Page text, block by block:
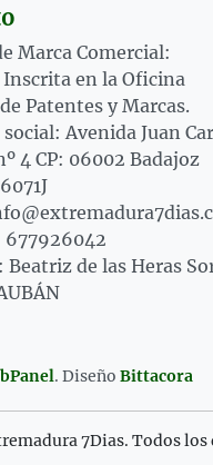
Marca Comercial:
Inscrita en la Oficina
Patentes y Marcas.
Avenida Juan
4 CP: 06002 Badajoz
de las Heras
bPanel. Diseño Bittacora
7Dias. Todos los